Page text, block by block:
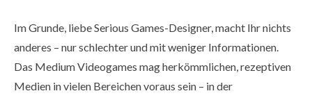
Im Grunde, liebe Serious Games-Designer, macht Ihr nichts
anderes – nur schlechter und mit weniger Informationen.
Das Medium Videogames mag herkömmlichen, rezeptiven
Medien in vielen Bereichen voraus sein – in der